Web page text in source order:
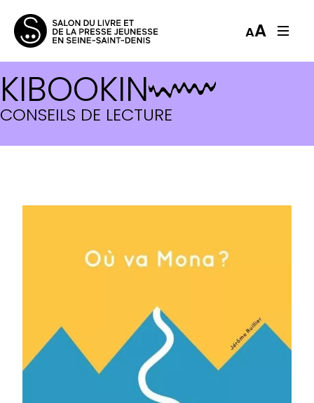
AA
KIBOOKIN
CONSEILS DE LECTURE